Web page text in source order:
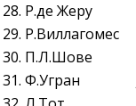
28. Р.де Жеру
29. Р.Виллагомес
30. П.Л.Шове
31. Ф.Угран